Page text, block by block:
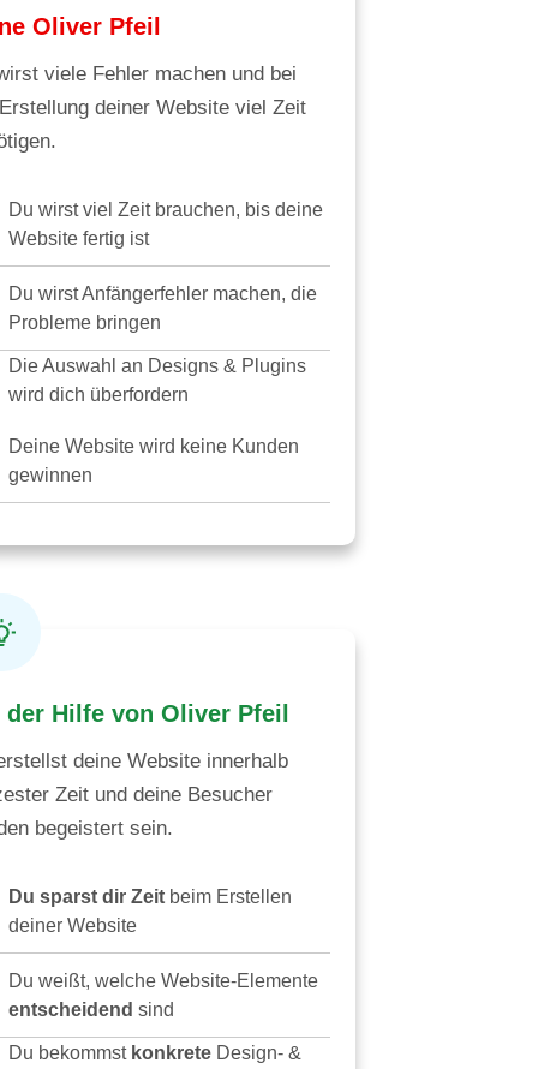
Oliver Pfeil
viele Fehler machen und bei
deiner Website viel Zeit
Du wirst viel Zeit brauchen, bis deine
Website fertig ist
Du wirst Anfängerfehler machen, die
Probleme bringen
Die Auswahl an Designs & Plugins
wird dich überfordern
Deine Website wird keine Kunden
gewinnen
der Hilfe von Oliver Pfeil
deine Website innerhalb
Zeit und deine Besucher
begeistert sein.
Du sparst dir Zeit beim Erstellen
deiner Website
Du weißt, welche Website-Elemente
entscheidend sind
Du bekommst konkrete Design- &